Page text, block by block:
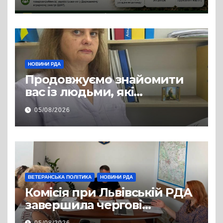
змінилося для аграріїв
НОВИНИ РДА
Продовжуємо знайомити
вас із людьми, які
допомагають нашим
захисникам і захисницям
повертатися до цивільного
життя
05/08/2026
ВЕТЕРАНСЬКА ПОЛІТИКА НОВИНИ РДА
Комісія при Львівській РДА
завершила чергові
співбесіди та